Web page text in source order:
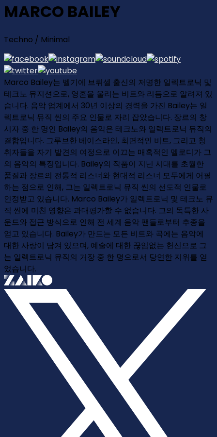
MARCO BAILEY
Techno / Minimal
Marco Bailey는 벨기에 브뤼셀 출신의 저명한 일렉트로닉 및
테크노 뮤지션으로, 영혼을 울리는 비트와 리듬으로 알려져 있
습니다. 음악 업계에서 30년 이상의 경력을 가진 Bailey는 일
렉트로닉 뮤직 씬의 주요 인물로 자리 잡았습니다. 장르의 창
시자 중 한 명인 Bailey의 음악은 테크노와 일렉트로닉 뮤직의
결합입니다. 그루브한 베이스라인, 최면적인 비트, 그리고 청
취자들을 자기 발견의 여정으로 이끄는 매혹적인 멜로디가 그
의 음악의 특징입니다. Bailey의 작품이 지닌 시대를 초월한
품질과 장르의 전통적 리스너와 현대적 리스너 모두에게 어필
하는 점으로 인해, 그는 일렉트로닉 뮤직 씬의 선도적 인물로
인정받고 있습니다. Marco Bailey가 일렉트로닉 및 테크노 뮤
직 씬에 미친 영향은 과대평가할 수 없습니다. 그의 독특한 사
운드와 접근 방식으로 인해 전 세계 음악 팬들로부터 추종을
얻고 있습니다. Bailey가 만드는 모든 비트와 곡에는 음악에
대한 사랑이 담겨 있으며, 예술에 대한 끊임없는 헌신으로 그
는 일렉트로닉 뮤직의 거장 중 한 명으로서 당연한 지위를 얻
었습니다.